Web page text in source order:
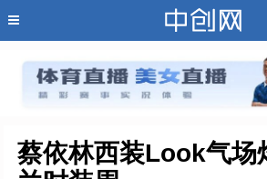
蔡依林西装Look气场